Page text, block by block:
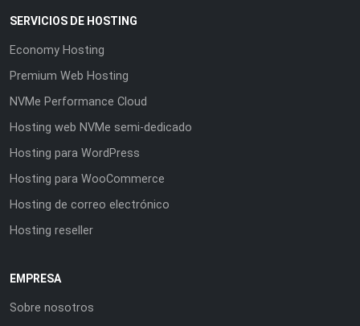
SERVICIOS DE HOSTING
Economy Hosting
Premium Web Hosting
NVMe Performance Cloud
Hosting web NVMe semi-dedicado
Hosting para WordPress
Hosting para WooCommerce
Hosting de correo electrónico
Hosting reseller
EMPRESA
Sobre nosotros